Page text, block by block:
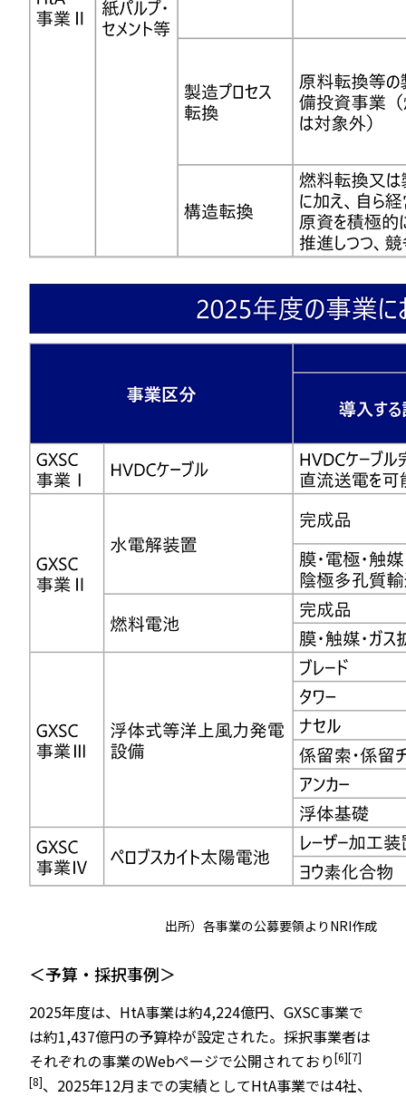
出所）各事業の公募要領よりNRI作成
＜予算・採択事例＞
2025年度は、HtA事業は約4,224億円、GXSC事業で
は約1,437億円の予算枠が設定された。採択事業者は
それぞれの事業のWebページで公開されており[6][7]
[8]、2025年12月までの実績としてHtA事業では4社、